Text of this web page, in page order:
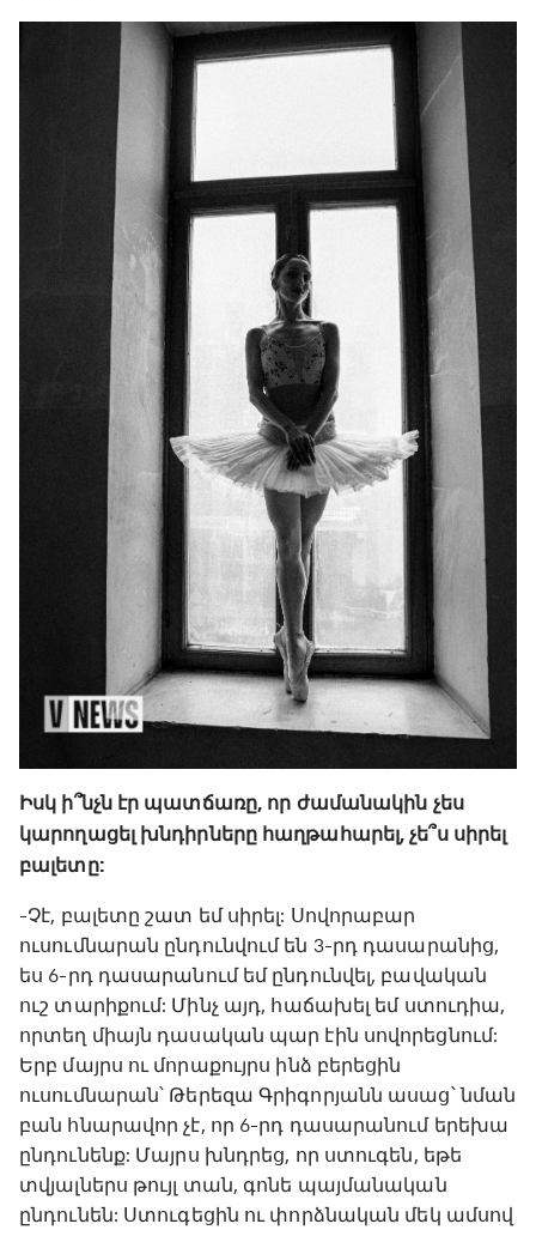
Իսկ ի՞նչն էր պատճառը, որ ժամանակին չես
կարողացել խնդիրները հաղթահարել, չե՞ս սիրել
բալետը:
-Չէ, բալետը շատ եմ սիրել: Սովորաբար
ուսումնարան ընդունվում են 3-րդ դասարանից,
ես 6-րդ դասարանում եմ ընդունվել, բավական
ուշ տարիքում: Մինչ այդ, հաճախել եմ ստուդիա,
որտեղ միայն դասական պար էին սովորեցնում:
Երբ մայրս ու մորաքույրս ինձ բերեցին
ուսումնարան՝ Թերեզա Գրիգորյանն ասաց՝ նման
բան հնարավոր չէ, որ 6-րդ դասարանում երեխա
ընդունենք: Մայրս խնդրեց, որ ստուգեն, եթե
տվյալներս թույլ տան, գոնե պայմանական
ընդունեն: Ստուգեցին ու փորձնական մեկ ամսով